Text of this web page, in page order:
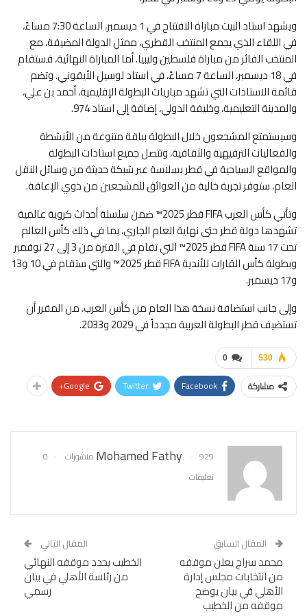
ويشهد استاد البيت مباراة الافتتاح في 1 ديسمبر، الساعة 7:30 مساءً،
في اللقاء الذي يجمع المنتخب القطري، ممثل الدولة المضيفة، مع
المنتخب الفائز من مباراة فلسطين وليبيا. أما المباراة النهائية، فستقام
في 18 ديسمبر، الساعة 7 مساءً، في استاد لوسيل الأيقوني. وتضم
قائمة الاستادات التي تشهد مباريات البطولة الإقليمية، أحمد بن علي،
والمدينة التعليمية، وخليفة الدولي، إضافة إلى استاد 974.
وسيستمتع المشجعون خلال البطولة بباقة متنوعة من الأنشطة
والفعاليات الترفيهية والثقافية، وتتصل جميع استادات البطولة
والمواقع السياحية في قطر بسلاسة عبر شبكة حديثة من وسائل النقل
العام، ستوفر تجربة خالية من العوائق للمشجعين من ذوي الإعاقة.
وتأتي كأس العرب FIFA قطر 2025™ ضمن سلسلة أحداث كروية عالمية
تشهدها دولة قطر حتى نهاية العام الجاري، بما في ذلك كأس العالم
تحت 17 سنة FIFA قطر 2025™ التي تقام في الفترة من 3 إلى 27 نوفمبر
وبطولة كأس القارات للأندية FIFA قطر 2025™ والتي ستقام في 10 و13
و17 ديسمبر.
وإلى جانب استضافة نسخة هذا العام من كأس العرب، من المقرر أن
تستضيف قطر البطولة العربية مجدداً في 2029 و2033.
0 530
مشاركة Facebook
Twitter
Google+
Mohamed Fathy 929 منشورات
0
تعليقات
المقال السابق
محمد سراج يعلن موقفه
من انتخابات مجلس إدارة
الأهلي في بيان يوضح
موقفه من الخطيب
المقال التالي
الخطيب يحدد موقفه النهائي
من رئاسة الأهلي في بيان
رسمي